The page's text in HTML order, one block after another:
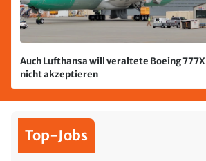
Auch Lufthansa will veraltete Boeing 777X
nicht akzeptieren
Top-Jobs